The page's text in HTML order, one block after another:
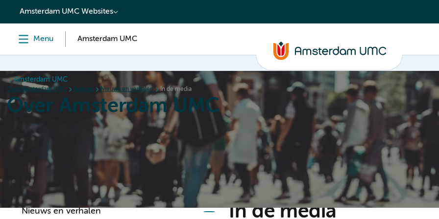
content
Amsterdam UMC Websites
Menu Amsterdam UMC
Amsterdam UMC
Over Amsterdam UMC Actueel Nieuws en verhalen In de media
Over Amsterdam UMC
Hoe wij werken Als werkgever Steun ons Evenementen Actueel Contact
Nieuws en verhalen In de media